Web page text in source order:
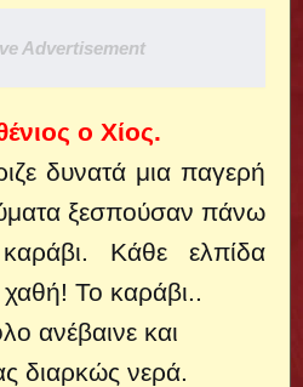
Advertisement
ο Χίος.
δυνατά μια παγερή
ξεσπούσαν πάνω
Κάθε ελπίδα
χαθή! Το καράβι..
ανέβαινε και
διαρκώς νερά.